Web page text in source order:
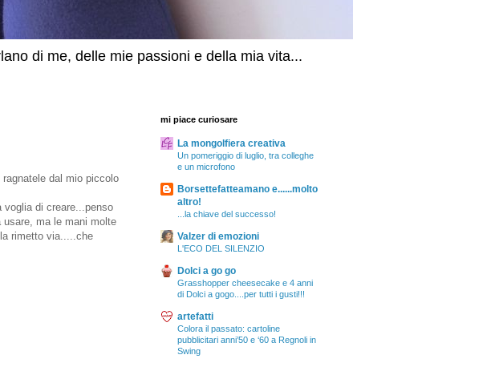
di me, delle mie passioni e della mia vita...
dal mio piccolo
di creare...penso
ma le mani molte
rimetto via.....che
mi piace curiosare
La mongolfiera creativa
Un pomeriggio di luglio, tra colleghe
e un microfono
Borsettefatteamano e......molto
altro!
...la chiave del successo!
Valzer di emozioni
L'ECO DEL SILENZIO
Dolci a go go
Grasshopper cheesecake e 4 anni
di Dolci a gogo....per tutti i gusti!!!
artefatti
Colora il passato: cartoline
pubblicitari anni’50 e ‘60 a Regnoli in
Swing